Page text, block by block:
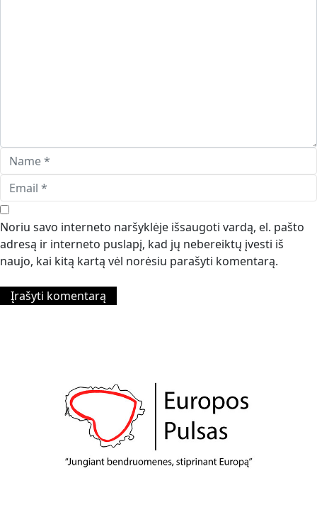
Noriu savo interneto naršyklėje išsaugoti vardą, el. pašto
adresą ir interneto puslapį, kad jų nebereiktų įvesti iš
naujo, kai kitą kartą vėl norėsiu parašyti komentarą.